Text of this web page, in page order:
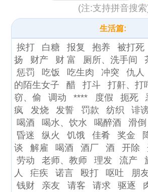
(注:支持拼音搜
生活篇:
挨打 白糖 报复 抱养 被打死
扬
财产 财 富 厕所、洗手间
惩罚
吃饭 吃生肉 冲突 仇人
的陌生女子
醋 打斗 打鼾、打
窃、偷
调动 **** 度假 扼死
疯
发烧 发誓 罚款 纺织 诽
喝酒
喝水、饮水 喝醉酒 滑倒
昏迷
纵火 饥饿 佳肴 奖金
谈
解雇 喝酒 酒厂 酒 开除
劳动
老师、教师 理发 流产
人
疟疾 诺言 殴打 呕吐 朋
钱财
亲友 请客 请求 驱逐